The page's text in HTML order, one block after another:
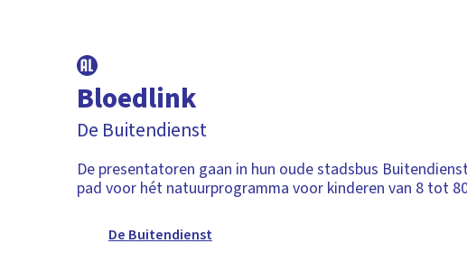
Bloedlink
De Buitendienst
De presentatoren gaan in hun oude stadsbus
pad voor hét natuurprogramma voor kinderen van 8 tot
De Buitendienst